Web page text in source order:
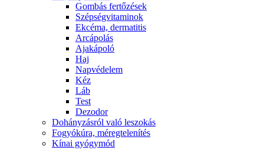
Gombás fertőzések
Szépségvitaminok
Ekcéma, dermatitis
Arcápolás
Ajakápoló
Haj
Napvédelem
Kéz
Láb
Test
Dezodor
Dohányzásról való leszokás
Fogyókúra, méregtelenítés
Kínai gyógymód